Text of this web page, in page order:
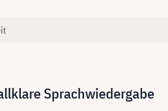
Sprachwiedergabe